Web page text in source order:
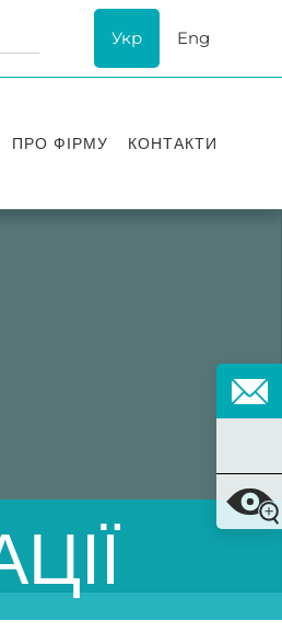
Укр Eng
ПРО ФІРМУ КОНТАКТИ